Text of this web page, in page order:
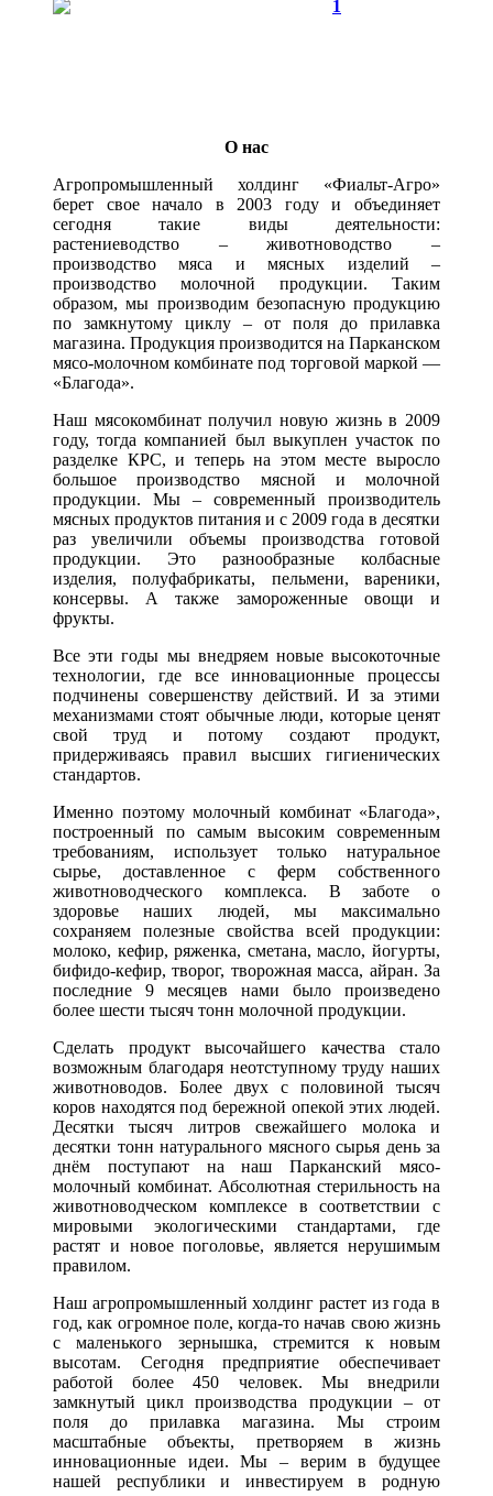
О нас
Агропромышленный холдинг «Фиальт-Агро»
берет свое начало в 2003 году и объединяет
сегодня такие виды деятельности:
растениеводство – животноводство –
производство мяса и мясных изделий –
производство молочной продукции. Таким
образом, мы производим безопасную продукцию
по замкнутому циклу – от поля до прилавка
магазина. Продукция производится на Парканском
мясо-молочном комбинате под торговой маркой —
«Благода».
Наш мясокомбинат получил новую жизнь в 2009
году, тогда компанией был выкуплен участок по
разделке КРС, и теперь на этом месте выросло
большое производство мясной и молочной
продукции. Мы – современный производитель
мясных продуктов питания и с 2009 года в десятки
раз увеличили объемы производства готовой
продукции. Это разнообразные колбасные
изделия, полуфабрикаты, пельмени, вареники,
консервы. А также замороженные овощи и
фрукты.
Все эти годы мы внедряем новые высокоточные
технологии, где все инновационные процессы
подчинены совершенству действий. И за этими
механизмами стоят обычные люди, которые ценят
свой труд и потому создают продукт,
придерживаясь правил высших гигиенических
стандартов.
Именно поэтому молочный комбинат «Благода»,
построенный по самым высоким современным
требованиям, использует только натуральное
сырье, доставленное с ферм собственного
животноводческого комплекса. В заботе о
здоровье наших людей, мы максимально
сохраняем полезные свойства всей продукции:
молоко, кефир, ряженка, сметана, масло, йогурты,
бифидо-кефир, творог, творожная масса, айран. За
последние 9 месяцев нами было произведено
более шести тысяч тонн молочной продукции.
Сделать продукт высочайшего качества стало
возможным благодаря неотступному труду наших
животноводов. Более двух с половиной тысяч
коров находятся под бережной опекой этих людей.
Десятки тысяч литров свежайшего молока и
десятки тонн натурального мясного сырья день за
днём поступают на наш Парканский мясо-
молочный комбинат. Абсолютная стерильность на
животноводческом комплексе в соответствии с
мировыми экологическими стандартами, где
растят и новое поголовье, является нерушимым
правилом.
Наш агропромышленный холдинг растет из года в
год, как огромное поле, когда-то начав свою жизнь
с маленького зернышка, стремится к новым
высотам. Сегодня предприятие обеспечивает
работой более 450 человек. Мы внедрили
замкнутый цикл производства продукции – от
поля до прилавка магазина. Мы строим
масштабные объекты, претворяем в жизнь
инновационные идеи. Мы – верим в будущее
нашей республики и инвестируем в родную